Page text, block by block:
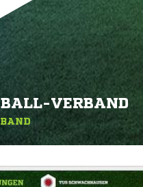
VERBAND